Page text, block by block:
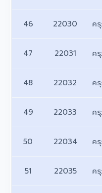
46 22030 ค
47 22031 ค
48 22032 ค
49 22033 ค
50 22034 ค
51 22035 ค